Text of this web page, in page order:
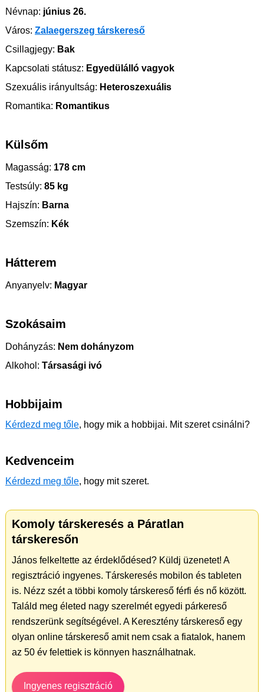
Névnap: június 26.
Város: Zalaegerszeg társkereső
Csillagjegy: Bak
Kapcsolati státusz: Egyedülálló vagyok
Szexuális irányultság: Heteroszexuális
Romantika: Romantikus
Külsőm
Magasság: 178 cm
Testsúly: 85 kg
Hajszín: Barna
Szemszín: Kék
Hátterem
Anyanyelv: Magyar
Szokásaim
Dohányzás: Nem dohányzom
Alkohol: Társasági ivó
Hobbijaim
Kérdezd meg tőle, hogy mik a hobbijai. Mit szeret csinálni?
Kedvenceim
Kérdezd meg tőle, hogy mit szeret.
Komoly társkeresés a Páratlan
társkeresőn
János felkeltette az érdeklődésed? Küldj üzenetet! A
regisztráció ingyenes. Társkeresés mobilon és tableten
is. Nézz szét a többi komoly társkereső férfi és nő között.
Találd meg életed nagy szerelmét egyedi párkereső
rendszerünk segítségével. A Keresztény társkereső egy
olyan online társkereső amit nem csak a fiatalok, hanem
az 50 év felettiek is könnyen használhatnak.
Ingyenes regisztráció